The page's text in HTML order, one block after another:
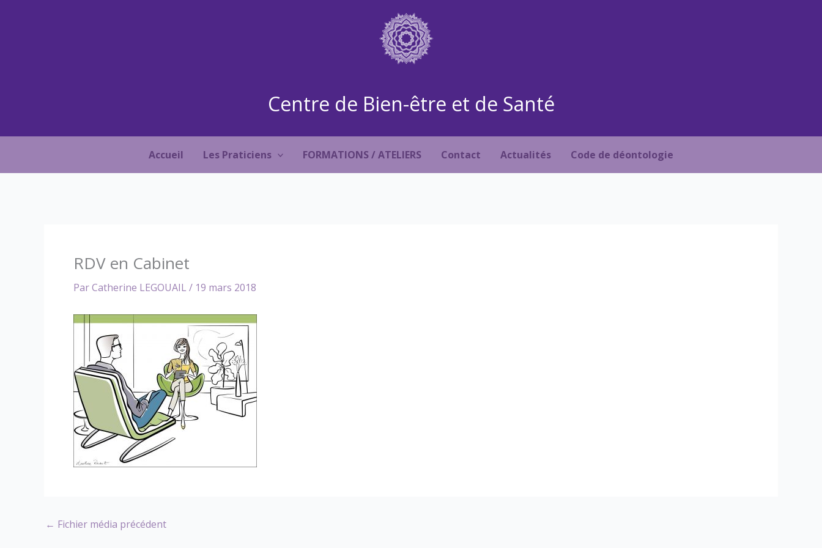
Centre de Bien-être et de Santé
Accueil Les Praticiens FORMATIONS / ATELIERS Contact Actualités Code de déontologie
RDV en Cabinet
ParCatherine LEGOUAIL / 19 mars 2018
← Fichier média précédent